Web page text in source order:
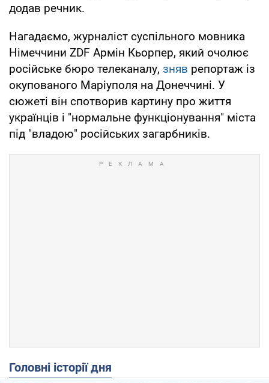
додав речник.
Нагадаємо, журналіст суспільного мовника
Німеччини ZDF Армін Кьорпер, який очолює
російське бюро телеканалу, зняв репортаж із
окупованого Маріуполя на Донеччині. У
сюжеті він спотворив картину про життя
українців і "нормальне функціонування" міста
під "владою" російських загарбників.
Головні історії дня